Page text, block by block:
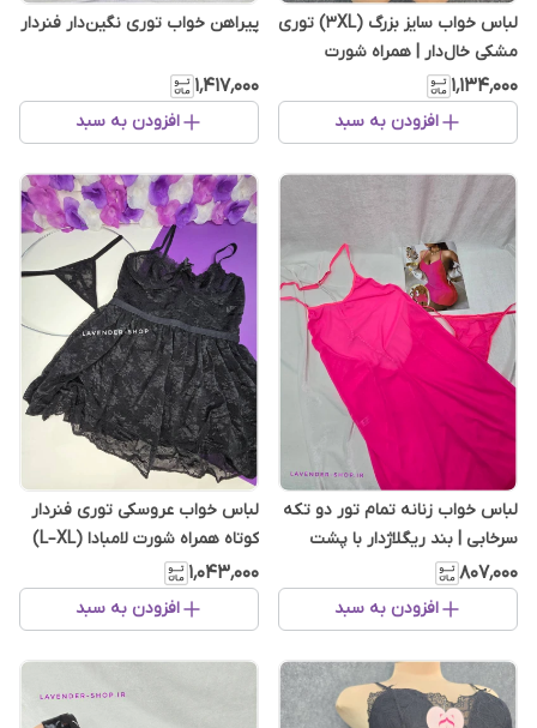
لباس خواب سایز بزرگ (3XL) توری
مشکی خال‌دار | همراه شورت
بک‌لس ست
۱٬۱۳۴٬۰۰۰
افزودن به سبد
پیراهن خواب توری نگین‌دار فنردار
۱٬۴۱۷٬۰۰۰
افزودن به سبد
لباس خواب زنانه تمام تور دو تکه
سرخابی | بند ریگلاژدار با پشت
مرواریددوزی
۸۰۷٬۰۰۰
افزودن به سبد
لباس خواب عروسکی توری فنردار
کوتاه همراه شورت لامبادا (L–XL)
۱٬۰۴۳٬۰۰۰
افزودن به سبد